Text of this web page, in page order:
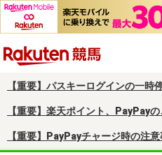
【重要】パスキーログインの一時
【重要】楽天ポイント、PayPay
【重要】PayPayチャージ時の注